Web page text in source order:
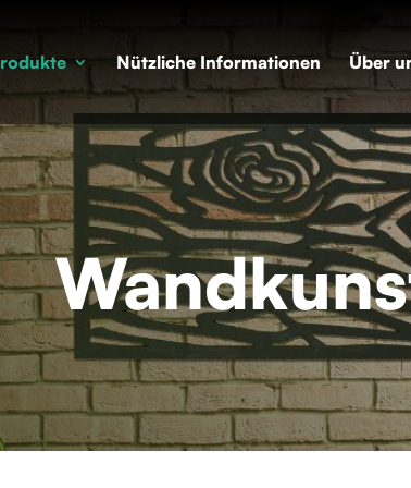
Nützliche Informationen Über